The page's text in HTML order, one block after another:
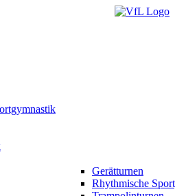
Gerätturnen
Rhythmische